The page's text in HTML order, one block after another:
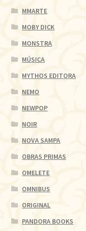
MMARTE
MOBY DICK
MONSTRA
MÚSICA
MYTHOS EDITORA
NEMO
NEWPOP
NOIR
NOVA SAMPA
OBRAS PRIMAS
OMELETE
OMNIBUS
ORIGINAL
PANDORA BOOKS